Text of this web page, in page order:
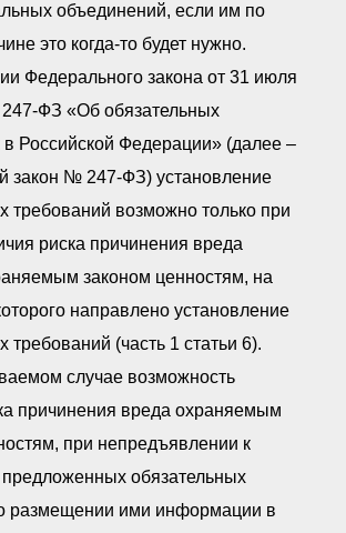
объединений, если им по
это когда-то будет нужно.
Федерального закона от 31 июля
ФЗ «Об обязательных
в Российской Федерации» (далее –
закон № 247-ФЗ) установление
требований возможно только при
риска причинения вреда
законом ценностям, на
направлено установление
требований (часть 1 статьи 6).
случае возможность
причинения вреда охраняемым
при непредъявлении к
обязательных
размещении ими информации в